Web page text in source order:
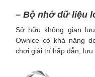
– Bộ nhớ dữ liệu
Sở hữu không gian
Ownice có khả năng
chơi giải trí hấp dẫn, lưu